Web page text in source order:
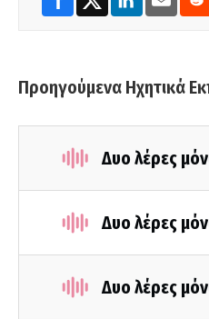
Προηγούμενα Ηχητικά
Δυο λέρες
Δυο λέρες
Δυο λέρες